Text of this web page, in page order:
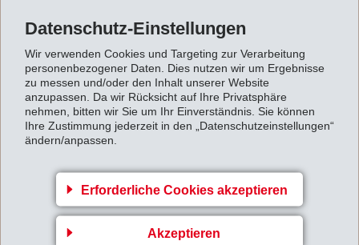
Datenschutz-Einstellungen
Wir verwenden Cookies und Targeting zur Verarbeitung
personenbezogener Daten. Dies nutzen wir um Ergebnisse
zu messen und/oder den Inhalt unserer Website
anzupassen. Da wir Rücksicht auf Ihre Privatsphäre
nehmen, bitten wir Sie um Ihr Einverständnis. Sie können
Ihre Zustimmung jederzeit in den „Datenschutzeinstellungen“
ändern/anpassen.
Erforderliche Cookies akzeptieren
Akzeptieren
Mit unseren Kunden werden wir individuell Kontakt
Zurück zur Übersicht
EMS-CHEMIE AG
Via Innovativa 1